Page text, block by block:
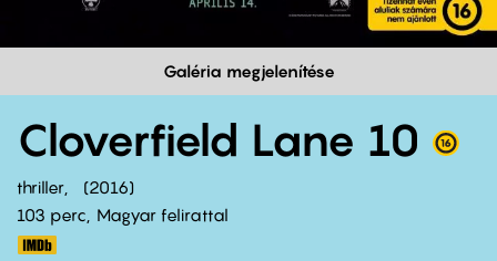
Galéria megjelenítése
Cloverfield Lane 10
thriller
2016
103 perc,
Magyar felirattal